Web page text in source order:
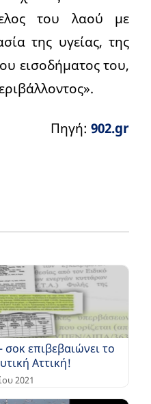
του λαού με
της υγείας, της
εισοδήματος του,
Πηγή: 902.gr
επιβεβαιώνει το
Αττική!
2021